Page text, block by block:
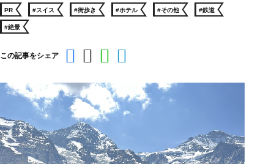
PR #スイス #街歩き #ホテル #その他
#鉄道
#絶景
この記事をシェア